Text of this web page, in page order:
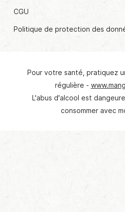
CGU
Politique de protection des
Pour votre santé, pratiquez
régulière -
L'abus d'alcool est
consommer avec